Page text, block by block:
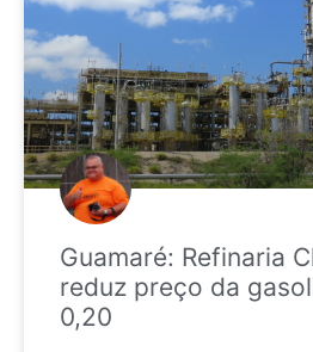
Guamaré: Refinaria
reduz preço da
0,20